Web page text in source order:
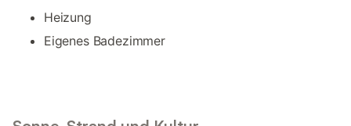
Heizung
Eigenes Badezimmer